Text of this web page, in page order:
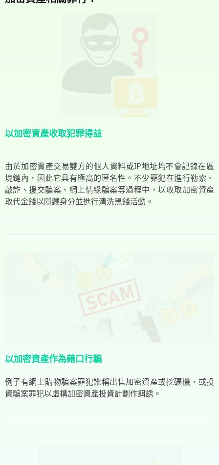
以加密資產收取犯罪得益
由於加密資產交易雙方的個人資料或IP地址均不會記錄在區
塊鏈內，因此它具有極高的匿名性。不少罪犯在進行勒索、
敲詐、援交騙案、網上情緣騙案等過程中，以收取加密資產
取代金錢以隱藏身分並進行清洗黑錢活動。
以加密資產作為藉口行騙
例子有網上購物騙案罪犯訛稱出售加密資產或挖礦機，或投
資騙案罪犯以虛構加密資產投資計劃作餌誘。